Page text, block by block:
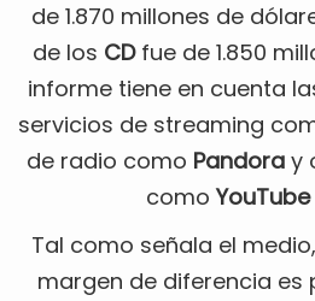
de 1.870 millones de
de los CDfue de 1.850
informe tiene en cuenta
servicios de streaming
de radio como Pandora y
como
Tal como señala el
margen de diferencia es